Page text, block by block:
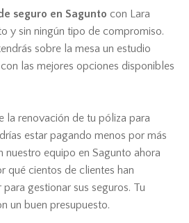
seguro en Sagunto con Lara
y sin ningún tipo de compromiso.
sobre la mesa un estudio
las mejores opciones disponibles
la renovación de tu póliza para
estar pagando menos por más
nuestro equipo en Sagunto ahora
qué cientos de clientes han
gestionar sus seguros. Tu
un buen presupuesto.